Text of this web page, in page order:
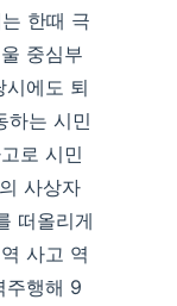
한때 극
중심부
에도 퇴
하는 시민
로 시민
사상자
떠올리게
사고 역
주행해 9